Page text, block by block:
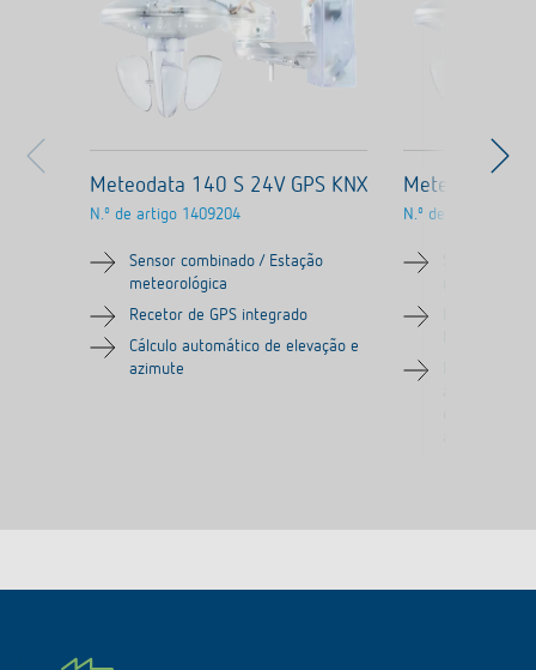
Meteodata 140 S 24V GPS KNX
N.º de artigo 1409204
Sensor combinado / Estação
meteorológica
Recetor de GPS integrado
Cálculo automático de elevação e
azimute
Meteodata
N.º de artigo